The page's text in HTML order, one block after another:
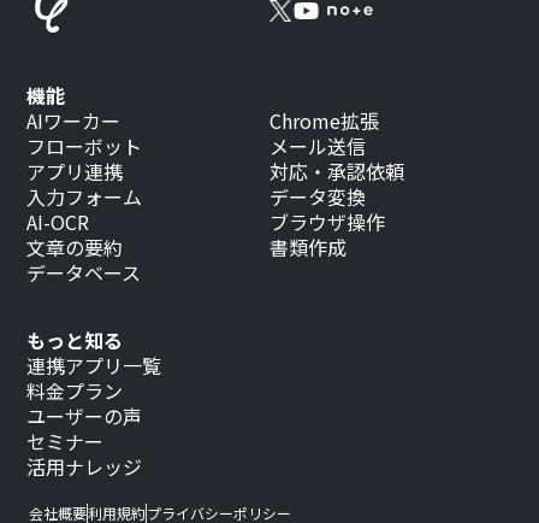
もっと知る
連携アプリ一覧
料金プラン
ユーザーの声
セミナー
活用ナレッジ
機能
AIワーカー
フローボット
アプリ連携
入力フォーム
AI-OCR
文章の要約
データベース
Chrome拡張
メール送信
対応・承認依頼
データ変換
ブラウザ操作
書類作成
会社概要利用規約プライバシーポリシー